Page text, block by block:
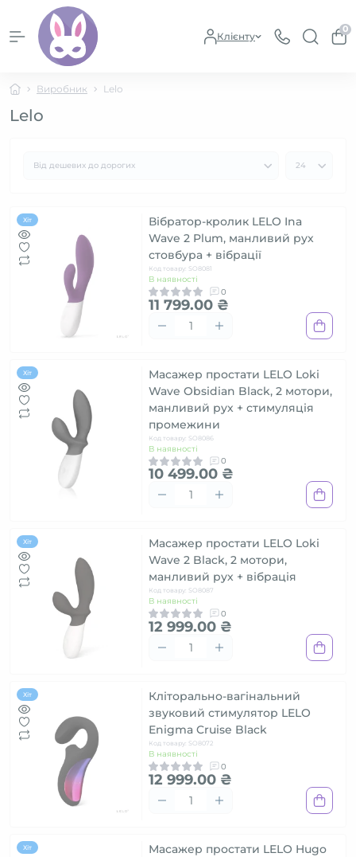
Клієнту
0
Виробник Lelo
Lelo
Хіт
Вібратор-кролик LELO Ina
Wave 2 Plum, манливий рух
стовбура + вібрації
Код товару: SO8081
В наявності
0
11 799.00 ₴
Хіт
Масажер простати LELO Loki
Wave Obsidian Black, 2 мотори,
манливий рух + стимуляція
промежини
Код товару: SO8086
В наявності
0
10 499.00 ₴
Хіт
Масажер простати LELO Loki
Wave 2 Black, 2 мотори,
манливий рух + вібрація
Код товару: SO8087
В наявності
0
12 999.00 ₴
Хіт
Кліторально-вагінальний
звуковий стимулятор LELO
Enigma Cruise Black
Код товару: SO8072
В наявності
0
12 999.00 ₴
Хіт
Масажер простати LELO Hugo